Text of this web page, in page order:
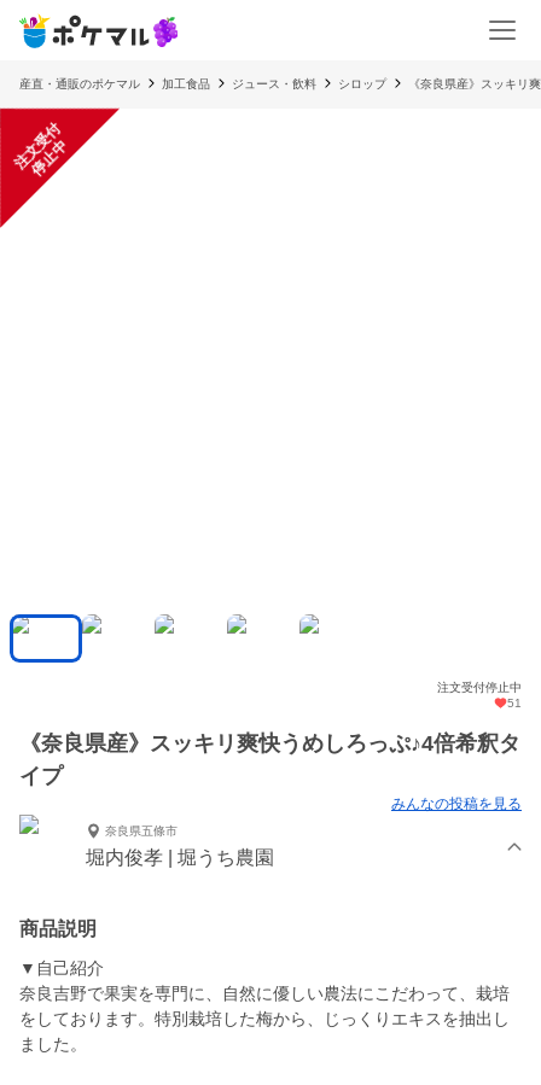
産直・通販のポケマル 加工食品 ジュース・飲料 シロップ 《奈良県産》スッキリ
注
文
受
付
停
止
中
注文受付停止中
51
《奈良県産》スッキリ爽快うめしろっぷ♪4倍希釈タ
イプ
みんなの投稿を見る
奈良県五條市
堀内俊孝 | 堀うち農園
商品説明
▼自己紹介
奈良吉野で果実を専門に、自然に優しい農法にこだわって、栽培
をしております。特別栽培した梅から、じっくりエキスを抽出し
ました。